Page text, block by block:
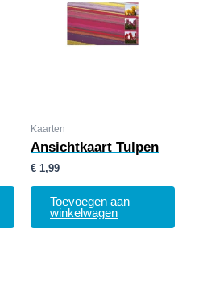
Kaarten
Ansichtkaart Tulpen
€ 1,99
Toevoegen aan
winkelwagen